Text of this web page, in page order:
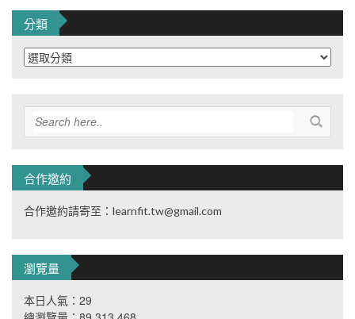
分類
分
類
合作邀約
合作邀約請寄至：learnfit.tw@gmail.com
瀏覽量
本日人氣：29